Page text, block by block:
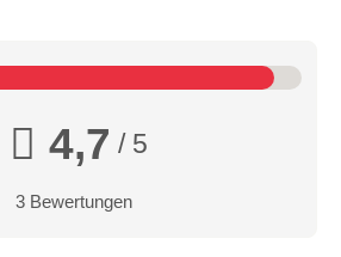
4,7 / 5
3 Bewertungen